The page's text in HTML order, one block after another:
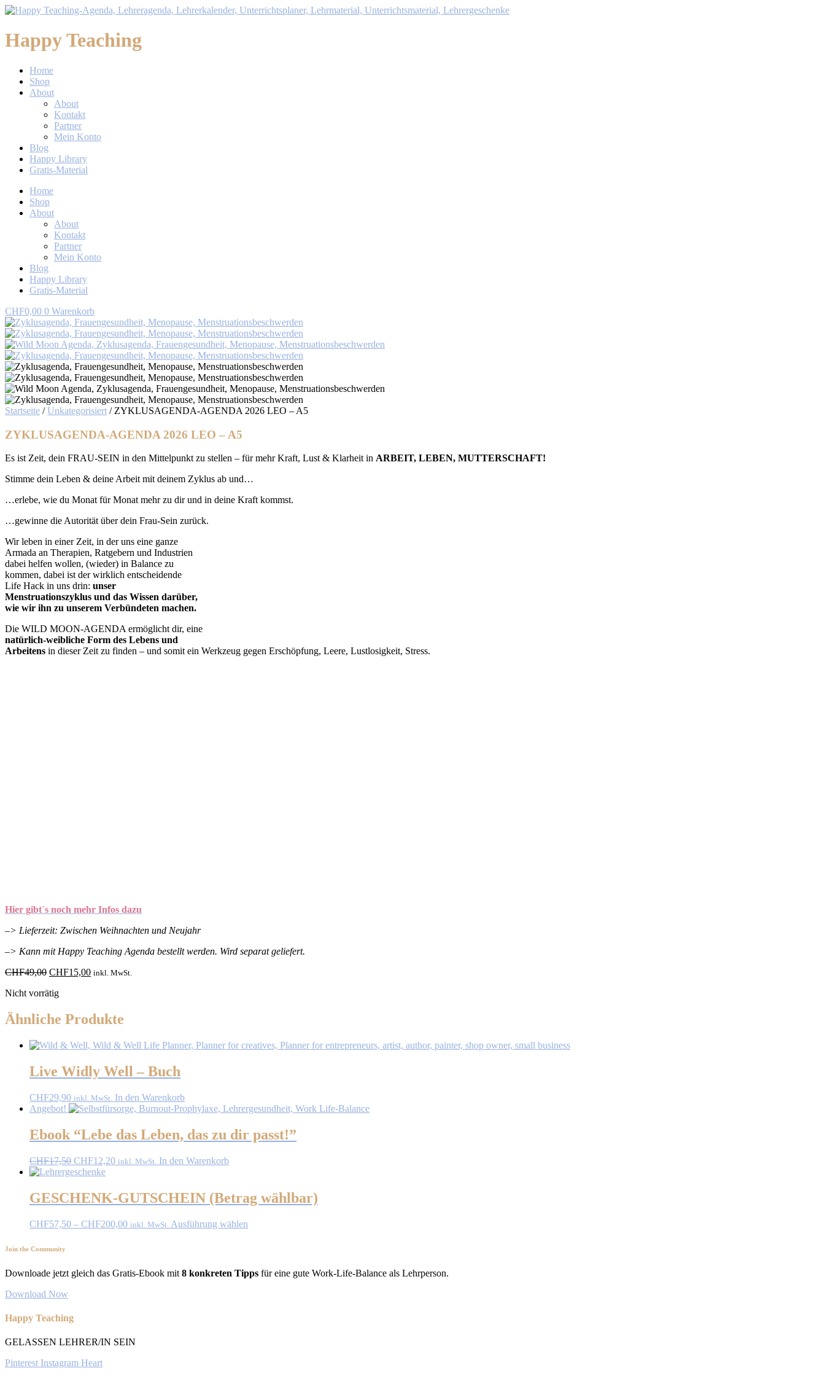
Happy Teaching
Home
Shop
About
About
Kontakt
Partner
Mein Konto
Blog
Happy Library
Gratis-Material
Home
Shop
About
About
Kontakt
Partner
Mein Konto
Blog
Happy Library
Gratis-Material
CHF0,00 0 Warenkorb
Startseite /Unkategorisiert / ZYKLUSAGENDA-AGENDA 2026 LEO – A5
ZYKLUSAGENDA-AGENDA 2026 LEO – A5
Es ist Zeit, dein FRAU-SEIN in den Mittelpunkt zu stellen – für mehr Kraft, Lust & Klarheit in ARBEIT, LEBEN, MUTTERSCHAFT!
Stimme dein Leben & deine Arbeit mit deinem Zyklus ab und…
…erlebe, wie du Monat für Monat mehr zu dir und in deine Kraft kommst.
…gewinne die Autorität über dein Frau-Sein zurück.
Wir leben in einer Zeit, in der uns eine ganze
Armada an Therapien, Ratgebern und Industrien
dabei helfen wollen, (wieder) in Balance zu
kommen, dabei ist der wirklich entscheidende
Life Hack in uns drin: unser
Menstruationszyklus und das Wissen darüber,
wie wir ihn zu unserem Verbündeten machen.
Die WILD MOON-AGENDA ermöglicht dir, eine
natürlich-weibliche Form des Lebens und
Arbeitens in dieser Zeit zu finden – und somit ein Werkzeug gegen Erschöpfung, Leere, Lustlosigkeit, Stress.
Hier gibt´s noch mehr Infos dazu
–> Lieferzeit: Zwischen Weihnachten und Neujahr
–> Kann mit Happy Teaching Agenda bestellt werden. Wird separat geliefert.
CHF49,00 Ursprünglicher
war:
CHF15,00Aktueller
inkl. MwSt.
Nicht vorrätig
Ähnliche Produkte
Live Widly Well – Buch
CHF29,90 inkl. MwSt. In den Warenkorb
Angebot!
Ebook “Lebe das Leben, das zu dir passt!”
CHF17,50 Ursprünglicher
Preis
CHF17,50
CHF12,20Aktueller
CHF12,20.
inkl. MwSt. In den Warenkorb
GESCHENK-GUTSCHEIN (Betrag wählbar)
CHF57,50 – CHF200,00Preisspanne:
inkl. MwSt. Ausführung wählen
Varianten
auf.
Join the Community
Downloade jetzt gleich das Gratis-Ebook mit 8 konkreten Tipps für eine gute Work-Life-Balance als Lehrperson.
Download Now
Happy Teaching
GELASSEN LEHRER/IN SEIN
Pinterest Instagram Heart